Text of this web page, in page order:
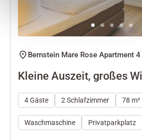
Bernstein Mare Rose Apartment 4
Kleine Auszeit, großes
4 Gäste 2 Schlafzimmer 78 m²
Waschmaschine Privatparkplatz